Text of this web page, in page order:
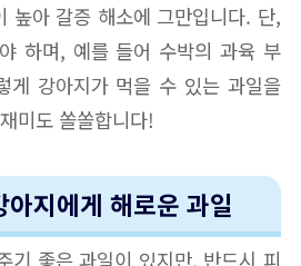
높아 갈증 해소에 그만입니다. 단,
하며, 예를 들어 수박의 과육 부
게 강아지가 먹을 수 있는 과일을
미도 쏠쏠합니다!
지에게 해로운 과일
기 좋은 과일이 있지만, 반드시 피